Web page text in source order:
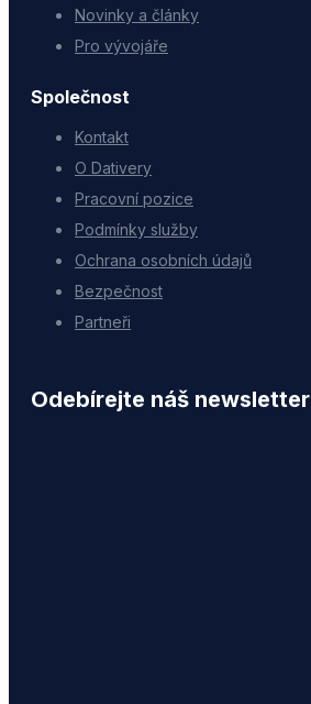
Novinky a články
Pro vývojáře
Společnost
Kontakt
O Dativery
Pracovní pozice
Podmínky služby
Ochrana osobních údajů
Bezpečnost
Partneři
Odebírejte náš newsletter